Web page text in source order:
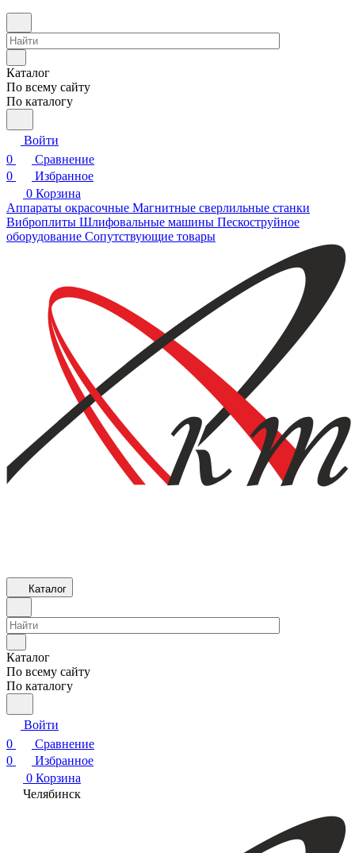
Каталог
По всему сайту
По каталогу
Войти
0
Сравнение
0
Избранное
0 Корзина
Аппараты окрасочные Магнитные сверлильные станки
Виброплиты Шлифовальные машины Пескоструйное
оборудование Сопутствующие товары
Каталог
Каталог
По всему сайту
По каталогу
Войти
0
Сравнение
0
Избранное
0 Корзина
Челябинск